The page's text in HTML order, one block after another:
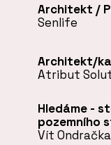
Architekt /
Senlife
Architekt/
Atribut
Hledáme -
pozemního
Vít Ondračka